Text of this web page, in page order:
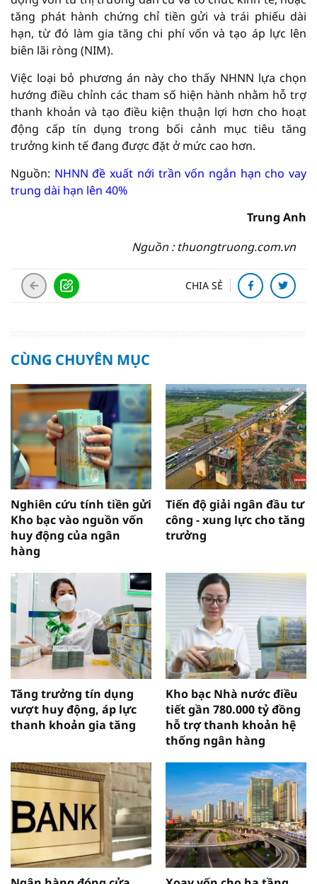
tăng phát hành chứng chỉ tiền gửi và trái phiếu dài
hạn, từ đó làm gia tăng chi phí vốn và tạo áp lực lên
biên lãi ròng (NIM).
Việc loại bỏ phương án này cho thấy NHNN lựa chọn
hướng điều chỉnh các tham số hiện hành nhằm hỗ trợ
thanh khoản và tạo điều kiện thuận lợi hơn cho hoạt
động cấp tín dụng trong bối cảnh mục tiêu tăng
trưởng kinh tế đang được đặt ở mức cao hơn.
Nguồn: NHNN đề xuất nới trần vốn ngắn hạn cho vay
trung dài hạn lên 40%
Trung Anh
Nguồn : thuongtruong.com.vn
CHIA SẺ
CÙNG CHUYÊN MỤC
Nghiên cứu tính tiền gửi
Kho bạc vào nguồn vốn
huy động của ngân
hàng
Tiến độ giải ngân đầu tư
công - xung lực cho tăng
trưởng
Tăng trưởng tín dụng
vượt huy động, áp lực
thanh khoản gia tăng
Kho bạc Nhà nước điều
tiết gần 780.000 tỷ đồng
hỗ trợ thanh khoản hệ
thống ngân hàng